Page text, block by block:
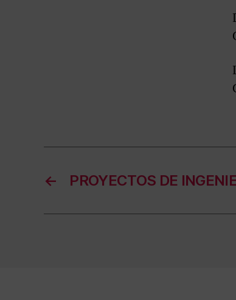
← PROYECTOS DE